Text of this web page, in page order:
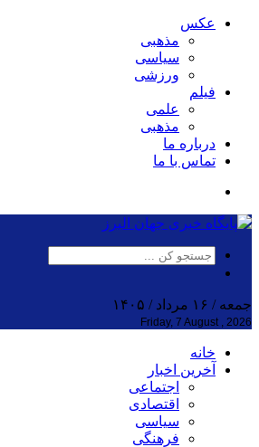
عکس
مذهبی
سیاسی
ورزشی
فیلم
علمی
مذهبی
درباره ما
تماس با ما
جمعه / ۱۶ مرداد / ۱۴۰۵
Friday, 7 August , 2026
خانه
آخرین اخبار
اجتماعی
اقتصادی
سیاسی
فرهنگی